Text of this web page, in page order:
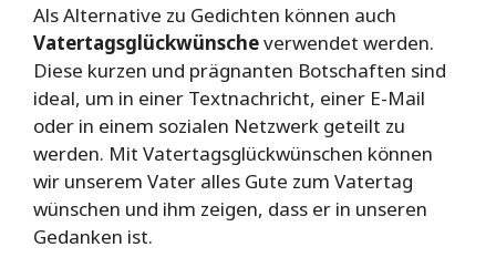
Als Alternative zu Gedichten können auch
Vatertagsglückwünscheverwendet werden.
Diese kurzen und prägnanten Botschaften sind
ideal, um in einer Textnachricht, einer E-Mail
oder in einem sozialen Netzwerk geteilt zu
werden. Mit Vatertagsglückwünschen können
wir unserem Vater alles Gute zum Vatertag
wünschen und ihm zeigen, dass er in unseren
Gedanken ist.